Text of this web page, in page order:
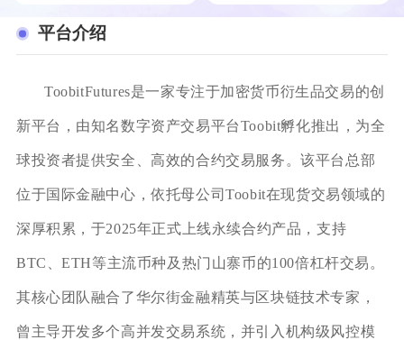
平台介绍
ToobitFutures是一家专注于加密货币衍生品交易的创
新平台，由知名数字资产交易平台Toobit孵化推出，为全
球投资者提供安全、高效的合约交易服务。该平台总部
位于国际金融中心，依托母公司Toobit在现货交易领域的
深厚积累，于2025年正式上线永续合约产品，支持
BTC、ETH等主流币种及热门山寨币的100倍杠杆交易。
其核心团队融合了华尔街金融精英与区块链技术专家，
曾主导开发多个高并发交易系统，并引入机构级风控模